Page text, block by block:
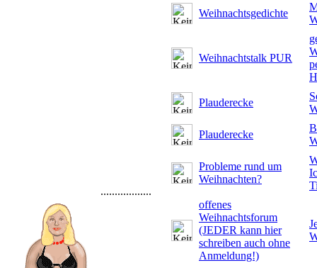
..................
Weihnachtsgedichte
Weihnachtstalk PUR
Plauderecke
Plauderecke
Probleme rund um
Weihnachten?
offenes
Weihnachtsforum
(JEDER kann hier
schreiben auch ohne
Anmeldung!)